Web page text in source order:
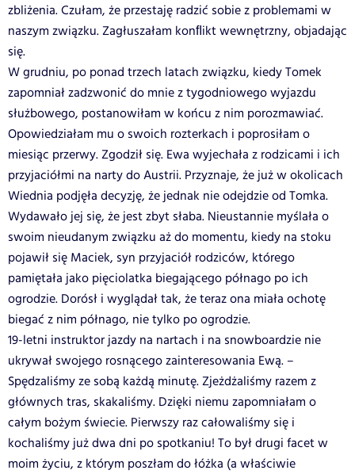
zbliżenia. Czułam, że przestaję radzić sobie z problemami w
naszym związku. Zagłuszałam konﬂikt wewnętrzny, objadając
się.
W grudniu, po ponad trzech latach związku, kiedy Tomek
zapomniał zadzwonić do mnie z tygodniowego wyjazdu
służbowego, postanowiłam w końcu z nim porozmawiać.
Opowiedziałam mu o swoich rozterkach i poprosiłam o
miesiąc przerwy. Zgodził się. Ewa wyjechała z rodzicami i ich
przyjaciółmi na narty do Austrii. Przyznaje, że już w okolicach
Wiednia podjęła decyzję, że jednak nie odejdzie od Tomka.
Wydawało jej się, że jest zbyt słaba. Nieustannie myślała o
swoim nieudanym związku aż do momentu, kiedy na stoku
pojawił się Maciek, syn przyjaciół rodziców, którego
pamiętała jako pięciolatka biegającego półnago po ich
ogrodzie. Dorósł i wyglądał tak, że teraz ona miała ochotę
biegać z nim półnago, nie tylko po ogrodzie.
19-letni instruktor jazdy na nartach i na snowboardzie nie
ukrywał swojego rosnącego zainteresowania Ewą. –
Spędzaliśmy ze sobą każdą minutę. Zjeżdżaliśmy razem z
głównych tras, skakaliśmy. Dzięki niemu zapomniałam o
całym bożym świecie. Pierwszy raz całowaliśmy się i
kochaliśmy już dwa dni po spotkaniu! To był drugi facet w
moim życiu, z którym poszłam do łóżka (a właściwie